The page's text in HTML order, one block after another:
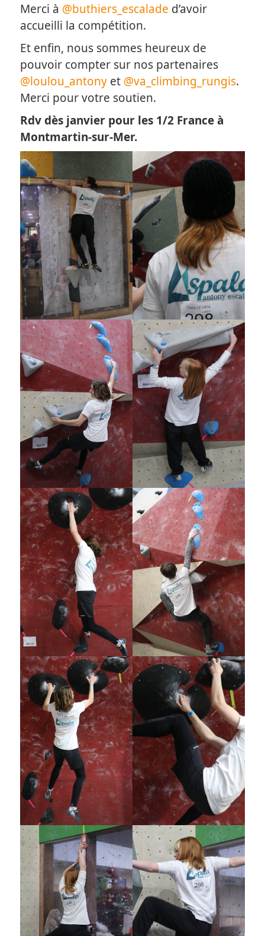
Merci à @buthiers_escalade d’avoir
accueilli la compétition.
Et enfin, nous sommes heureux de
pouvoir compter sur nos partenaires
@loulou_antony et @va_climbing_rungis.
Merci pour votre soutien.
Rdv dès janvier pour les 1/2 France à
Montmartin-sur-Mer.